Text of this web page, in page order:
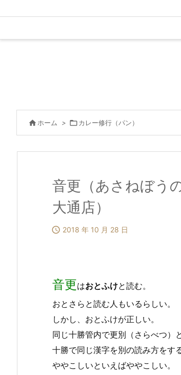
 ホーム >  カレー修行（パン）
音更（あさねぼう
大通店）
 2018 年 10 月 28 日
音更はおとふけと読む。
おとさらと読む人もいるらしい。
しかし、おとふけが正しい。
同じ十勝管内で更別（さらべつ）
十勝で同じ漢字を別の読み方をす
ややこしいといえばややこしい。